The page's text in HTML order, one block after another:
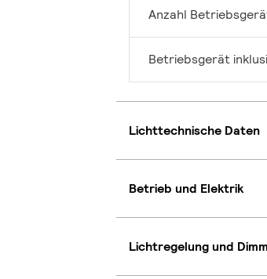
Anzahl
Betriebsgerät
Lichttechnische Daten
Betrieb und Elektrik
Lichtregelung und